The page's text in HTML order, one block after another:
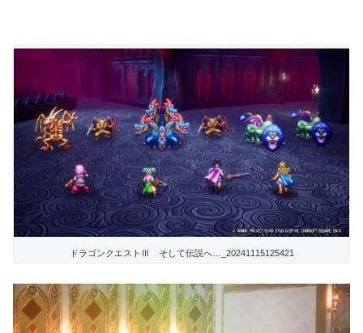
ドラゴンクエストⅢ そして伝説へ…_20241115125421